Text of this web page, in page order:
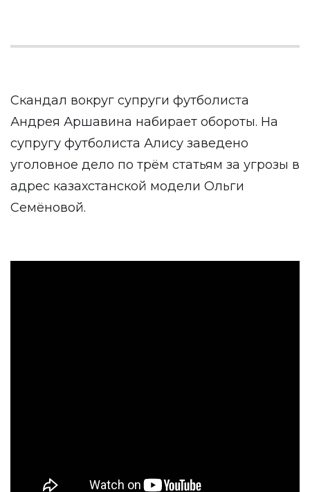
Скандал вокруг супруги футболиста
Андрея Аршавина набирает обороты. На
супругу футболиста Алису заведено
уголовное дело по трём статьям за угрозы в
адрес казахстанской модели Ольги
Семёновой.